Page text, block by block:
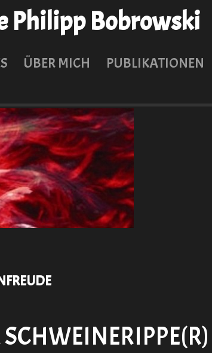
Philipp Bobrowski
ÜBER MICH
PUBLIKATIONEN